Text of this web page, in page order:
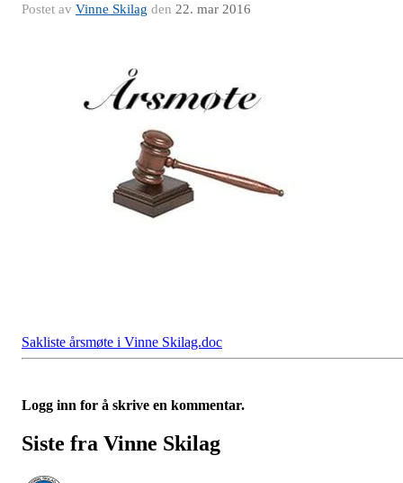
Postet av Vinne Skilag den 22. mar 2016
Sakliste årsmøte i Vinne Skilag.doc
Logg inn for å skrive en kommentar.
Siste fra Vinne Skilag